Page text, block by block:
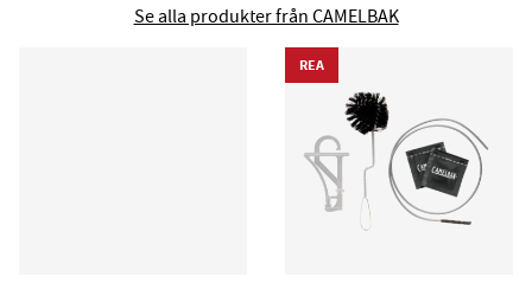
Se alla produkter från CAMELBAK
REA